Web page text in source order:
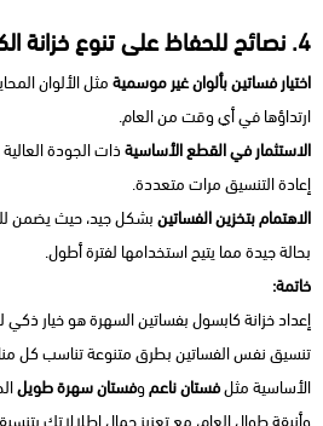
4. نصائح للحفاظ على تنوع خزانة الكابسول
اختيار فساتين بألوان غير موسميةمثل الألوان
ارتداؤها في أي وقت من العام.
الاستثمار في القطع الأساسيةذات الجودة
إعادة التنسيق مرات متعددة.
الاهتمام بتخزين الفساتينبشكل جيد، حيث يضمن لك
بحالة جيدة مما يتيح استخدامها لفترة أطول.
خاتمة:
إعداد خزانة كابسول بفساتين السهرة هو خيار ذكي
تنسيق نفس الفساتين بطرق متنوعة تناسب كل
الأساسية مثلفستان ناعموفستان سهرة طويل